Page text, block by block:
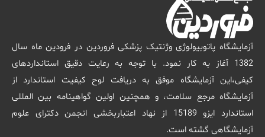
آزمایشگاه پاتوبیولوژی وژنتیک پزشکی فروردین در فرودین ماه سال
1382 آغاز به کار نمود. با توجه به رعایت دقیق استانداردهای
کیفی،این آزمایشگاه موفق به دریافت لوح کیفیت استاندارد از
آزمایشگاه مرجع سلامت، و همچنین اولین گواهینامه بین المللی
استاندارد ایزو 15189 از نهاد اعتباربخشی انجمن دکترای علوم
آزمایشگاهی گشته است.